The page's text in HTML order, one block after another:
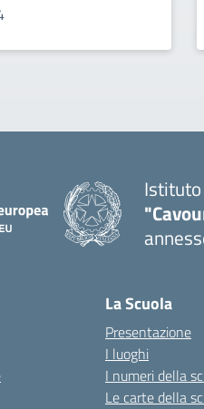
La Scuola
Presentazione
I luoghi
I numeri della
Le carte della